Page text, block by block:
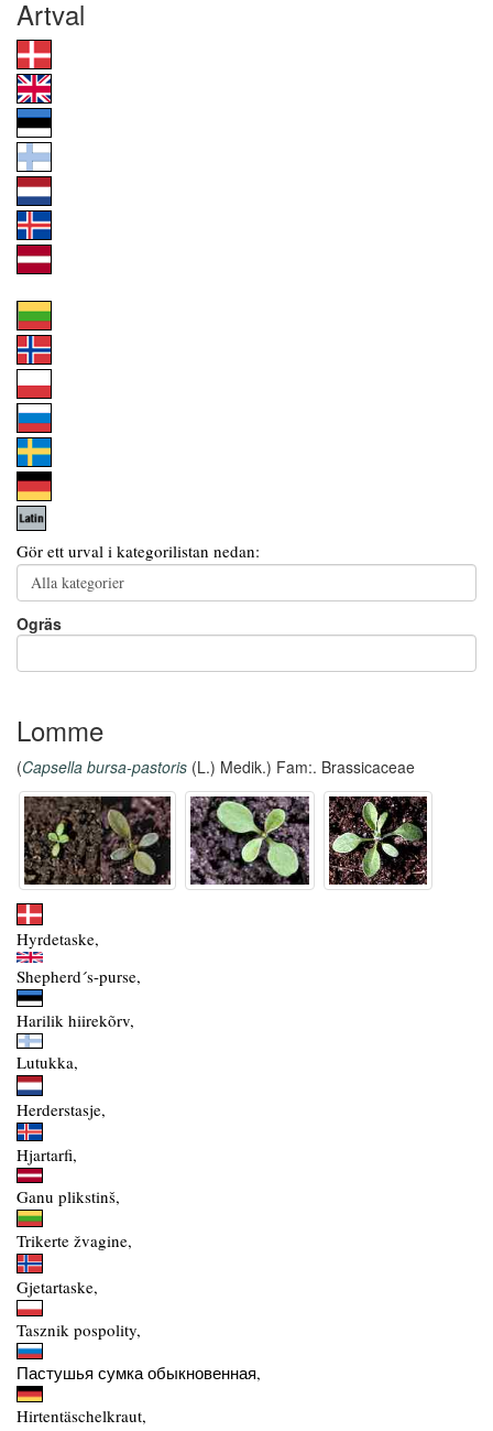
Artval
Gör ett urval i kategorilistan nedan:
Ogräs
Lomme
(Capsella bursa-pastoris (L.) Medik.) Fam:. Brassicaceae
Hyrdetaske,
Shepherd´s-purse,
Harilik hiirekõrv,
Lutukka,
Herderstasje,
Hjartarfi,
Ganu plikstinš,
Trikerte žvagine,
Gjetartaske,
Tasznik pospolity,
Пастушья сумка обыкновенная,
Hirtentäschelkraut,